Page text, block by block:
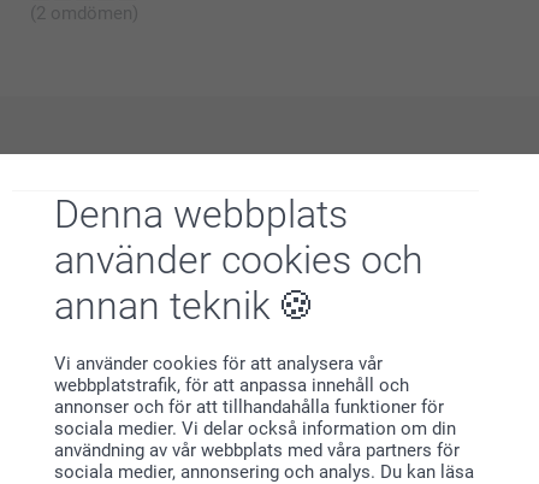
Denna webbplats
använder cookies och
annan teknik
Vi använder cookies för att analysera vår
webbplatstrafik, för att anpassa innehåll och
annonser och för att tillhandahålla funktioner för
sociala medier. Vi delar också information om din
användning av vår webbplats med våra partners för
sociala medier, annonsering och analys. Du kan läsa
(2 omdömen)
Nöjd kundgaranti